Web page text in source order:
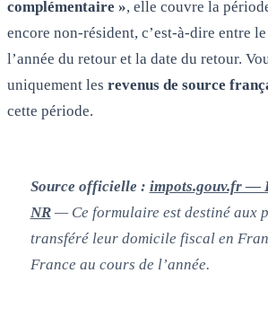
complémentaire », elle couvre la
encore non-résident, c’est-à-dire entre le
l’année du retour et la date du retour.
uniquement les revenus de source
cette période.
Source officielle : impots.gouv.fr —
NR— Ce formulaire est destiné aux
transféré leur domicile fiscal en
France au cours de l’année.